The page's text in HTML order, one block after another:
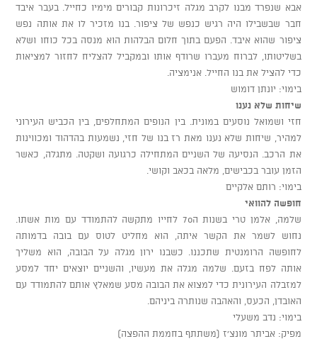
אבא שנפרד מבנו לקרב מגלה זיכרונות קבורים מימיו כחייל. בעבר איבד
חבר שבשבילו היה רגיש כנפש של ציפור. בנו מזכיר לו את אותה נפש
ציפור שהוא איבד. הפעם בתוך חלום הבלהות הוא מנסה בכל כוחו ושלא
בשליטותו, לברוח מעברו שרודף אותו ובמקביל להצליח לחזור למציאות
כדי להציל את בנו החייל. אנימציה.
בימוי: יונתן דומוש
שיחות שלא נענו
חזי ושמואל נוסעים במונית. בין הנופים המתחלפים, בין הכביש העירוני
למהיר, שיחות שלא נענו מאת רז בנו של חזי, נשמעות בהדהוד ומכווינות
את הרכב. הנסיעה של השניים המתחילה כרגועה ושקטה. מתגלה, כאשר
הזמן עובר בכבישים, מלאה בכאב וקושי.
בימוי: רותם אלקיים
חופשה להוואי
שלמה, אלמן טרי בשנות ה70 לחייו מתקשה להתמודד עם מות אשתו.
נחוש לשמר את הקשר איתה, הוא מחליט לטוס עם בובה בדמותה
לחופשה הרומנטית שתכננו. כשבנו ירון מגלה על הבובה, הוא משליך
אותה לפח בזעם. שלמה מגלה את מעשיו, והשניים יוצאים יחד למסע
למזבלה העירונית כדי למצוא את הבובה מסע שמאלץ אותם להתמודד עם
האובדן, הכעס, והאהבה שנותרה ביניהם.
בימוי: נדב משעלי
מפיק: אביתר מונצ'ז (משתתף בחממת ההפצה)